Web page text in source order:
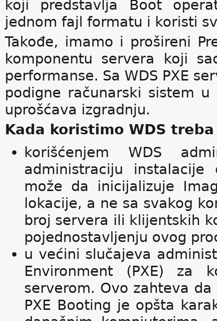
koji predstavlja Boot
jednom fajl formatu i koristi
Takođe, imamo i prošireni
komponentu servera koji
performanse. Sa WDS PXE
podigne računarski sistem
uprošćava izgradnju.
Kada koristimo WDS
korišćenjem WDS
administraciju instalacije
može da inicijalizuje
lokacije, a ne sa svakog
broj servera ili klijentskih
pojednostavljenju ovog
u većini slučajeva
Environment (PXE) za
serverom. Ovo zahteva
PXE Booting je opšta